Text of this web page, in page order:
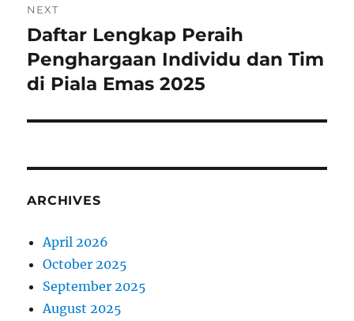
NEXT
Next
post:
Daftar Lengkap Peraih
Penghargaan Individu dan Tim
di Piala Emas 2025
ARCHIVES
April 2026
October 2025
September 2025
August 2025